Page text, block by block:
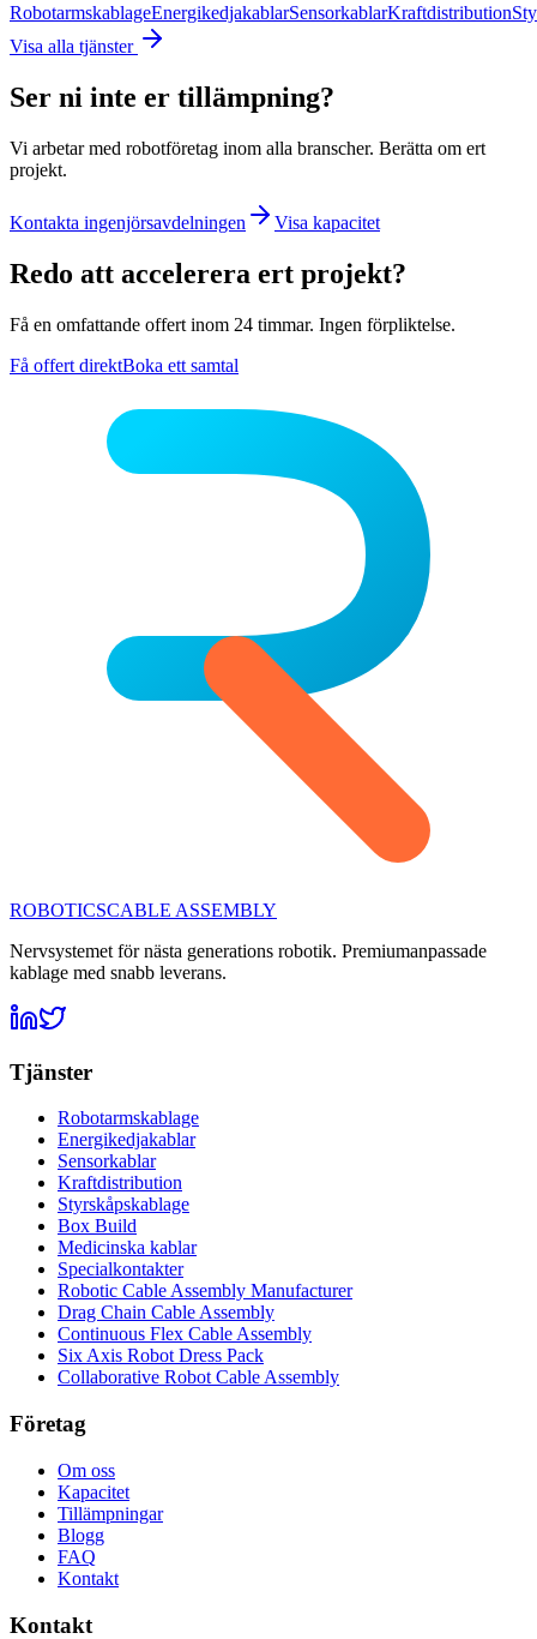
RobotarmskablageEnergikedjakablarSensorkablarKraftdistribution
Visa alla tjänster
Ser ni inte er tillämpning?
Vi arbetar med robotföretag inom alla branscher. Berätta om ert
projekt.
Kontakta ingenjörsavdelningen Visa kapacitet
Redo att accelerera ert projekt?
Få en omfattande offert inom 24 timmar. Ingen förpliktelse.
Få offert direktBoka ett samtal
ROBOTICSCABLE ASSEMBLY
Nervsystemet för nästa generations robotik. Premiumanpassade
kablage med snabb leverans.
Tjänster
Robotarmskablage
Energikedjakablar
Sensorkablar
Kraftdistribution
Styrskåpskablage
Box Build
Medicinska kablar
Specialkontakter
Robotic Cable Assembly Manufacturer
Drag Chain Cable Assembly
Continuous Flex Cable Assembly
Six Axis Robot Dress Pack
Collaborative Robot Cable Assembly
Företag
Om oss
Kapacitet
Tillämpningar
Blogg
FAQ
Kontakt
Kontakt